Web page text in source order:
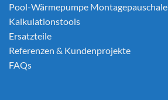
Pool-Wärmepumpe Montagepauschale
Kalkulationstools
Ersatzteile
Referenzen & Kundenprojekte
FAQs